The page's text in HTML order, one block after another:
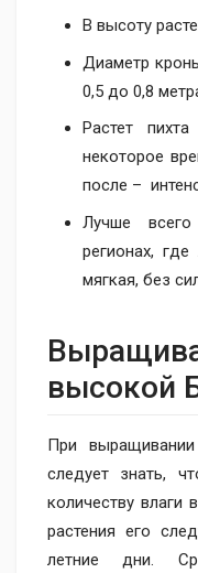
В высоту
Диаметр
0,5 до 0,8
Растет
некоторое
после –
Лучше
регионах,
мягкая, без
высокой
При
следует знать,
количеству влаги
растения его
летние дни.